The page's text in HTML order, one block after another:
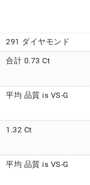
291 ダイヤモンド
合計 0.73 Ct
平均 品質 is VS-G
1.32 Ct
平均 品質 is VS-G